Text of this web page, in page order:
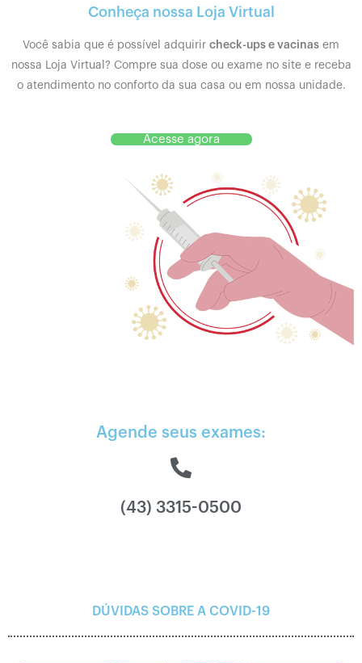
Conheça nossa Loja Virtual
Você sabia que é possível adquirir check-ups e vacinas em
nossa Loja Virtual? Compre sua dose ou exame no site e receba
o atendimento no conforto da sua casa ou em nossa unidade.
Acesse agora
Agende seus exames:
(43) 3315-0500
DÚVIDAS SOBRE A COVID-19